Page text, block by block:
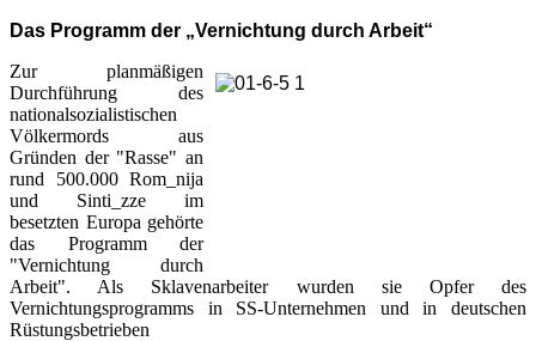
Das Programm der „Vernichtung durch Arbeit“
Zur planmäßigen
Durchführung des
nationalsozialistischen
Völkermords aus
Gründen der "Rasse" an
rund 500.000 Rom_nija
und Sinti_zze im
besetzten Europa gehörte
das Programm der
"Vernichtung durch
Arbeit". Als Sklavenarbeiter wurden sie Opfer des
Vernichtungsprogramms in SS-Unternehmen und in deutschen
Rüstungsbetrieben